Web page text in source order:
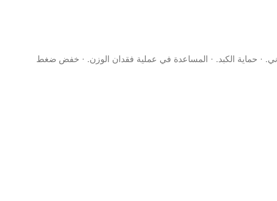
· حماية الكبد. · المساعدة في عملية فقدان الوزن. · خفض ضغط